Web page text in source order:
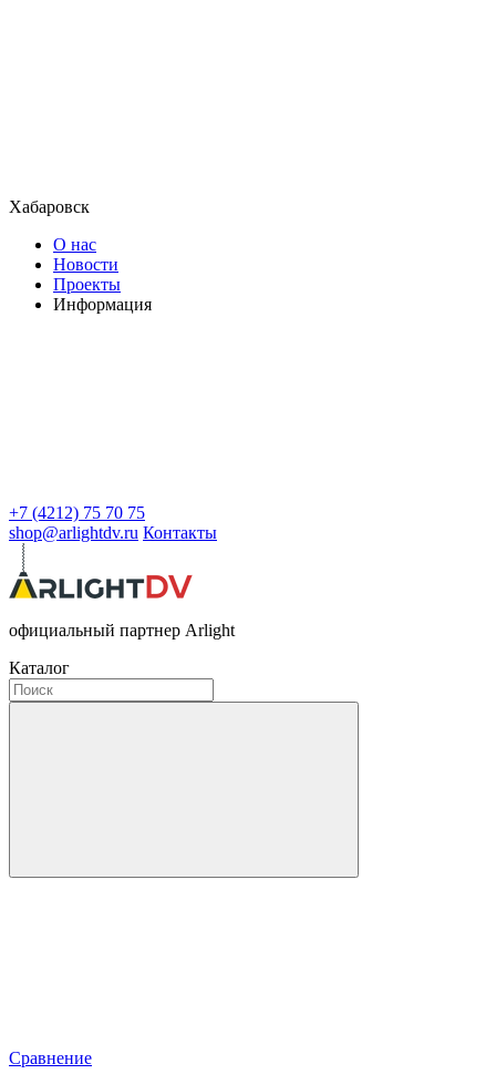
Хабаровск
О нас
Новости
Проекты
Информация
+7 (4212) 75 70 75
shop@arlightdv.ru Контакты
официальный партнер Arlight
Каталог
Сравнение